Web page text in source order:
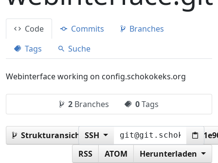
Code Commits
Branches
Tags
Suche
Webinterface working on config.schokokeks.org
2 Branches 0Tags
Strukturansicht:SSH
RSS
ATOM Herunterladen